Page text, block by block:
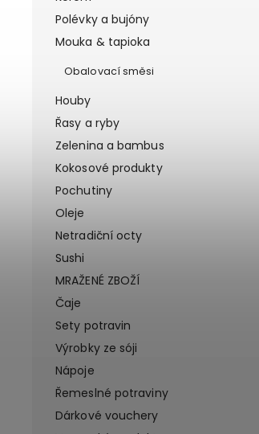
Polévky a bujóny
Mouka & tapioka
Obalovací směsi
Houby
Řasy a ryby
Zelenina a bambus
Kokosové produkty
Pochutiny
Oleje
Netradiční octy
Sushi
MRAŽENÉ ZBOŽÍ
Čaje
Sety potravin
Výrobky ze sóji
Nápoje
Řemeslné potraviny
Dárkové vouchery